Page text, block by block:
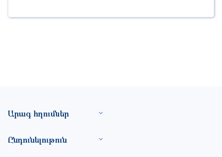
Footer site information
Արագ հղումներ
Ընդունելութուն